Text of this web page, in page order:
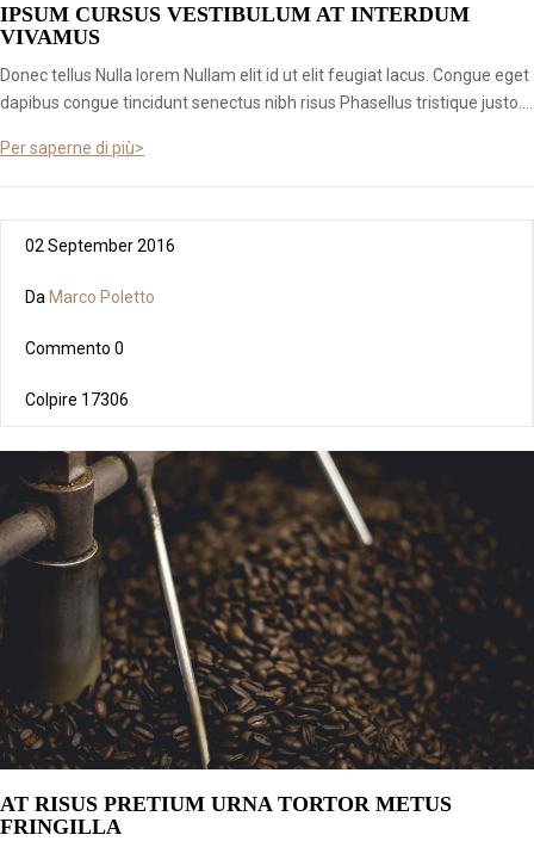
IPSUM CURSUS VESTIBULUM AT INTERDUM
VIVAMUS
Donec tellus Nulla lorem Nullam elit id ut elit feugiat lacus. Congue eget
dapibus congue tincidunt senectus nibh risus Phasellus tristique justo....
Per saperne di più>
02 September 2016
Da Marco Poletto
Commento 0
Colpire 17306
AT RISUS PRETIUM URNA TORTOR METUS
FRINGILLA